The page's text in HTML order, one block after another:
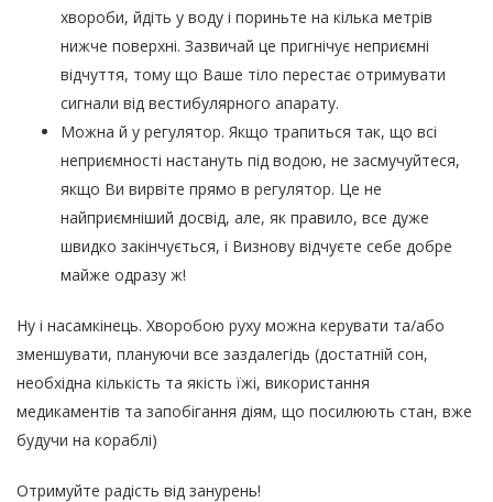
хвороби, йдіть у воду і пориньте на кілька метрів
нижче поверхні. Зазвичай це пригнічує неприємні
відчуття, тому що Ваше тіло перестає отримувати
сигнали від вестибулярного апарату.
Можна й у регулятор. Якщо трапиться так, що всі
неприємності настануть під водою, не засмучуйтеся,
якщо Ви вирвіте прямо в регулятор. Це не
найприємніший досвід, але, як правило, все дуже
швидко закінчується, і Визнову відчуєте себе добре
майже одразу ж!
Ну і насамкінець. Хворобою руху можна керувати та/або
зменшувати, плануючи все заздалегідь (достатній сон,
необхідна кількість та якість їжі, використання
медикаментів та запобігання діям, що посилюють стан, вже
будучи на кораблі)
Отримуйте радість від занурень!